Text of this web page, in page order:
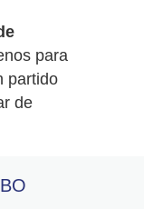
para
partido
de